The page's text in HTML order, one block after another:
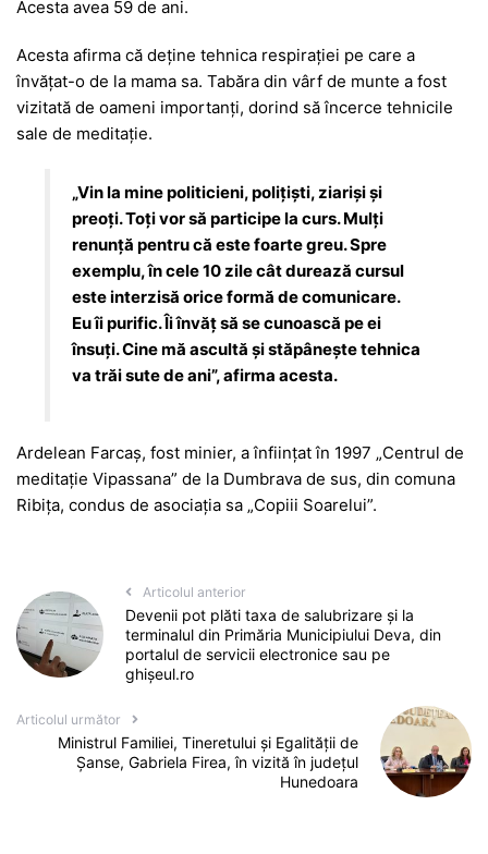
Acesta avea 59 de ani.
Acesta afirma că deţine tehnica respiraţiei pe care a
învăţat-o de la mama sa. Tabăra din vârf de munte a fost
vizitată de oameni importanţi, dorind să încerce tehnicile
sale de meditaţie.
„Vin la mine politicieni, poliţişti, ziarişi şi
preoţi. Toţi vor să participe la curs. Mulţi
renunţă pentru că este foarte greu. Spre
exemplu, în cele 10 zile cât durează cursul
este interzisă orice formă de comunicare.
Eu îi purific. Îi învăţ să se cunoască pe ei
însuţi. Cine mă ascultă şi stăpâneşte tehnica
va trăi sute de ani”, afirma acesta.
Ardelean Farcaş, fost minier, a înfiinţat în 1997 „Centrul de
meditaţie Vipassana” de la Dumbrava de sus, din comuna
Ribiţa, condus de asociaţia sa „Copiii Soarelui”.
Articolul anterior
Devenii pot plăti taxa de salubrizare și la
terminalul din Primăria Municipiului Deva, din
portalul de servicii electronice sau pe
ghișeul.ro
Articolul următor
Ministrul Familiei, Tineretului și Egalității de
Șanse, Gabriela Firea, în vizită în județul
Hunedoara